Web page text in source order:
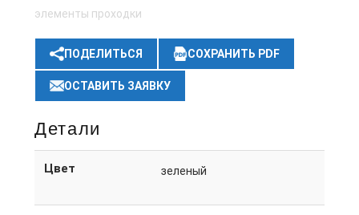
элементы проходки
ПОДЕЛИТЬСЯ СОХРАНИТЬ PDF
ОСТАВИТЬ ЗАЯВКУ
Детали
Цвет зеленый